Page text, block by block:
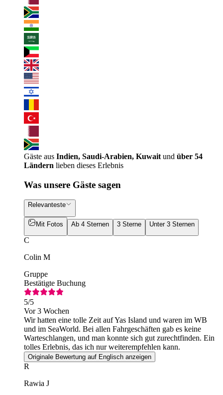
Gäste aus Indien, Saudi-Arabien, Kuwait und über 54
Ländern lieben dieses Erlebnis
Was unsere Gäste sagen
Relevanteste
Mit Fotos Ab 4 Sternen 3 Sterne Unter 3 Sternen
C
Colin M
Gruppe
Bestätigte Buchung
5/5
Vor 3 Wochen
Wir hatten eine tolle Zeit auf Yas Island und waren im WB
und im SeaWorld. Bei allen Fahrgeschäften gab es keine
Warteschlangen, und man konnte sich gut zurechtfinden. Ein
tolles Erlebnis, das ich nur weiterempfehlen kann.
Originale Bewertung auf Englisch anzeigen
R
Rawia J